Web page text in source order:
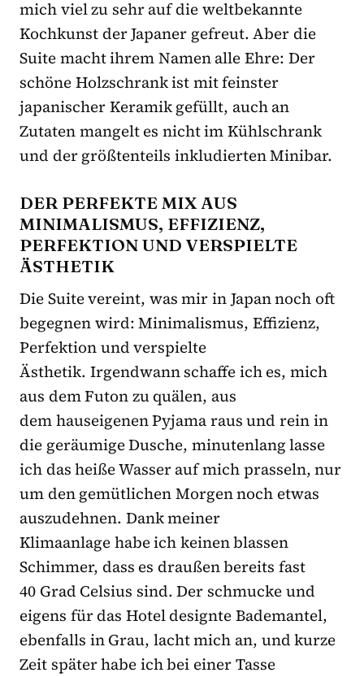
mich viel zu sehr auf die weltbekannte
Kochkunst der Japaner gefreut. Aber die
Suite macht ihrem Namen alle Ehre: Der
schöne Holzschrank ist mit feinster
japanischer Keramik gefüllt, auch an
Zutaten mangelt es nicht im Kühlschrank
und der größtenteils inkludierten Minibar.
DER PERFEKTE MIX AUS
MINIMALISMUS, EFFIZIENZ,
PERFEKTION UND VERSPIELTE
ÄSTHETIK
Die Suite vereint, was mir in Japan noch oft
begegnen wird: Minimalismus, Effizienz,
Perfektion und verspielte
Ästhetik. Irgendwann schaffe ich es, mich
aus dem Futon zu quälen, aus
dem hauseigenen Pyjama raus und rein in
die geräumige Dusche, minutenlang lasse
ich das heiße Wasser auf mich prasseln, nur
um den gemütlichen Morgen noch etwas
auszudehnen. Dank meiner
Klimaanlage habe ich keinen blassen
Schimmer, dass es draußen bereits fast
40 Grad Celsius sind. Der schmucke und
eigens für das Hotel designte Bademantel,
ebenfalls in Grau, lacht mich an, und kurze
Zeit später habe ich bei einer Tasse